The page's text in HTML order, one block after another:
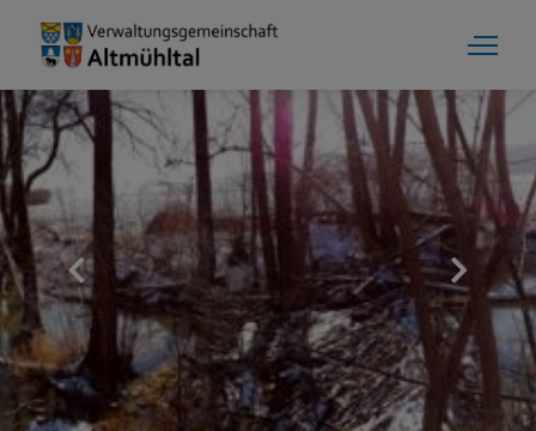
Gemeinde Meinheim
Grußwort
Kontakt